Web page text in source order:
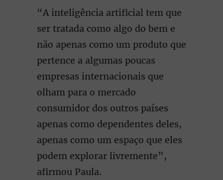
“A inteligência artificial tem que
ser tratada como algo do bem e
não apenas como um produto que
pertence a algumas poucas
empresas internacionais que
olham para o mercado
consumidor dos outros países
apenas como dependentes deles,
apenas como um espaço que eles
podem explorar livremente”,
afirmou Paula.